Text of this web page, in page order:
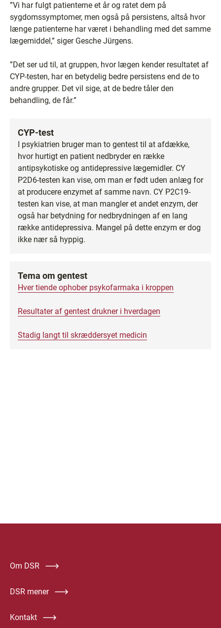
”Vi har fulgt patienterne et år og ratet dem på
sygdomssymptomer, men også på persistens, altså hvor
længe patienterne har været i behandling med det samme
lægemiddel,” siger Gesche Jürgens.
”Det ser ud til, at gruppen, hvor lægen kender resultatet af
CYP-testen, har en betydelig bedre persistens end de to
andre grupper. Det vil sige, at de bedre tåler den
behandling, de får.”
CYP-test
I psykiatrien bruger man to gentest til at afdække,
hvor hurtigt en patient nedbryder en række
antipsykotiske og antidepressive lægemidler. CY
P2D6-testen kan vise, om man er født uden anlæg for
at producere enzymet af samme navn. CY P2C19-
testen kan vise, at man mangler et andet enzym, der
også har betydning for nedbrydningen af en lang
række antidepressiva. Mangel på dette enzym er dog
ikke nær så hyppig.
Tema om gentest
Hver tiende ophober psykofarmaka i kroppen
Resultater af gentest drukner i hverdagen
Stadig langt til skræddersyet medicin
Om DSR
DSR mener
Kontakt